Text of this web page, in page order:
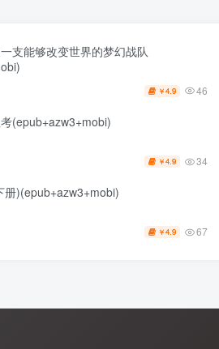
支能够改变世界的梦幻战队
￥4.9 46
(epub+azw3+mobi)
￥4.9 34
册)(epub+azw3+mobi)
￥4.9 67